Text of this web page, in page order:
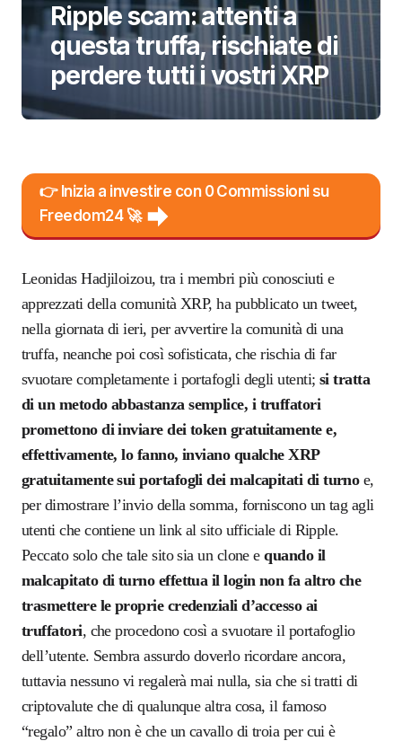
Ripple scam: attenti a
questa truffa, rischiate di
perdere tutti i vostri XRP
👉 Inizia a investire con 0 Commissioni su
Freedom24 🚀
Leonidas Hadjiloizou, tra i membri più conosciuti e
apprezzati della comunità XRP, ha pubblicato un tweet,
nella giornata di ieri, per avvertire la comunità di una
truffa, neanche poi così sofisticata, che rischia di far
svuotare completamente i portafogli degli utenti; si tratta
di un metodo abbastanza semplice, i truffatori
promettono di inviare dei token gratuitamente e,
effettivamente, lo fanno, inviano qualche XRP
gratuitamente sui portafogli dei malcapitati di turnoe,
per dimostrare l’invio della somma, forniscono un tag agli
utenti che contiene un link al sito ufficiale di Ripple.
Peccato solo che tale sito sia un clone equando il
malcapitato di turno effettua il login non fa altro che
trasmettere le proprie credenziali d’accesso ai
truffatori, che procedono così a svuotare il portafoglio
dell’utente. Sembra assurdo doverlo ricordare ancora,
tuttavia nessuno vi regalerà mai nulla, sia che si tratti di
criptovalute che di qualunque altra cosa, il famoso
“regalo” altro non è che un cavallo di troia per cui è